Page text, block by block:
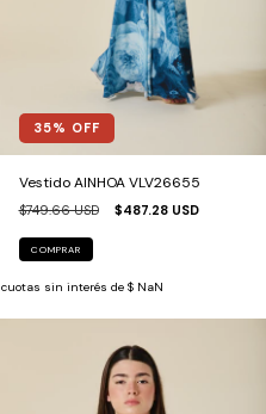
35% OFF
Vestido AINHOA VLV26655
$749.66 USD $487.28 USD
COMPRAR
cuotas sin interés de $ NaN